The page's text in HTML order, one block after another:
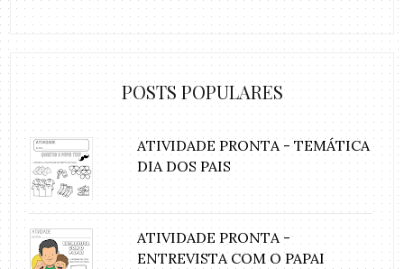
POSTS POPULARES
ATIVIDADE PRONTA - TEMÁTICA
DIA DOS PAIS
ATIVIDADE PRONTA -
ENTREVISTA COM O PAPAI